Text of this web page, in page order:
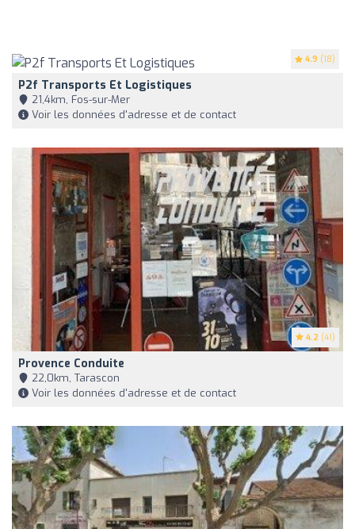
4.9 (18)
P2f Transports Et Logistiques
21,4km, Fos-sur-Mer
Voir les données d'adresse et de contact
4.2 (41)
Provence Conduite
22,0km, Tarascon
Voir les données d'adresse et de contact